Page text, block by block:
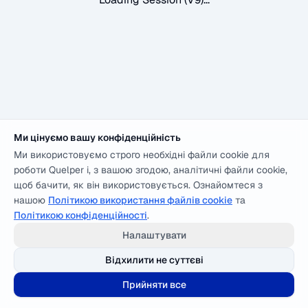
Ми цінуємо вашу конфіденційність
Ми використовуємо строго необхідні файли cookie для
роботи Quelper і, з вашою згодою, аналітичні файли cookie,
щоб бачити, як він використовується. Ознайомтеся з
нашою Політикою використання файлів cookie та
Політикою конфіденційності.
Налаштувати
Відхилити не суттєві
Прийняти все